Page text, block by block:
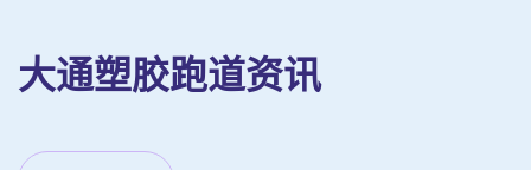
大通塑胶跑道资讯